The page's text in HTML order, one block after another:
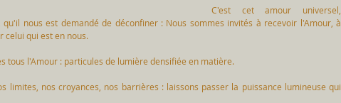
C'est cet amour universel,
qu'il nous est demandé de déconfiner : Nous sommes invités à recevoir l'Amour, à
celui qui est en nous.
tous l'Amour : particules de lumière densifiée en matière.
limites, nos croyances, nos barrières : laissons passer la puissance lumineuse qui